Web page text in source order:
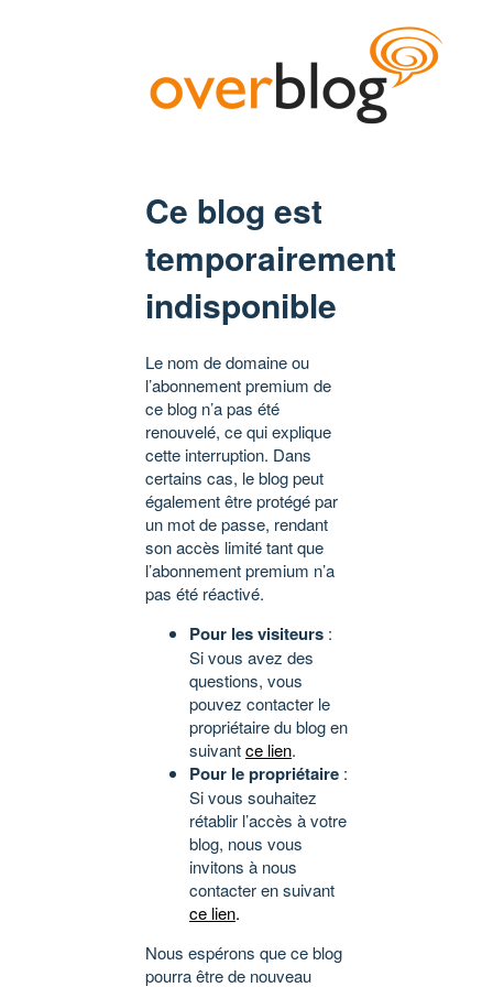
Ce blog est
temporairement
indisponible
Le nom de domaine ou
l’abonnement premium de
ce blog n’a pas été
renouvelé, ce qui explique
cette interruption. Dans
certains cas, le blog peut
également être protégé par
un mot de passe, rendant
son accès limité tant que
l’abonnement premium n’a
pas été réactivé.
Pour les visiteurs :
Si vous avez des
questions, vous
pouvez contacter le
propriétaire du blog en
suivantce lien.
Pour le propriétaire :
Si vous souhaitez
rétablir l’accès à votre
blog, nous vous
invitons à nous
contacter en suivant
ce lien.
Nous espérons que ce blog
pourra être de nouveau